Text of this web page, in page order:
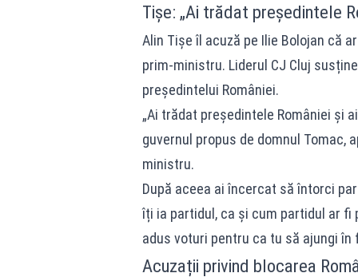
Tișe: „Ai trădat președintele
Alin Tișe îl acuză pe Ilie Bolojan că
prim-ministru. Liderul CJ Cluj
președintelui României.
„Ai trădat președintele României și
guvernul propus de domnul Tomac,
ministru.
După aceea ai încercat să întorci
îți ia partidul, ca și cum partidul ar fi
adus voturi pentru ca tu să ajungi în
Acuzații privind blocarea